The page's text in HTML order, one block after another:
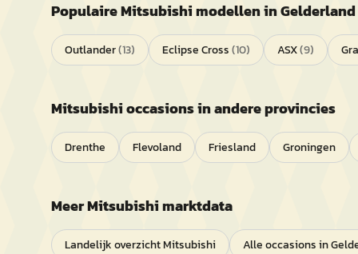
PopulaireMitsubishimodellen inGelderland
Outlander(13) Eclipse Cross(10) ASX(9)
Mitsubishioccasions in andere provincies
Drenthe Flevoland Friesland Groningen
MeerMitsubishimarktdata
Landelijk overzichtMitsubishi Alle occasions in